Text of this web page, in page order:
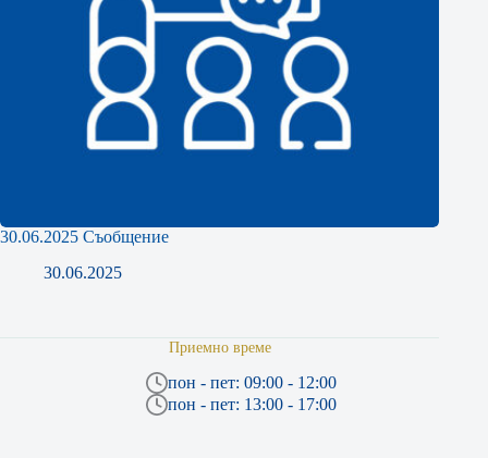
30.06.2025 Съобщение
30.06.2025
Приемно време
пон - пет: 09:00 - 12:00
пон - пет: 13:00 - 17:00